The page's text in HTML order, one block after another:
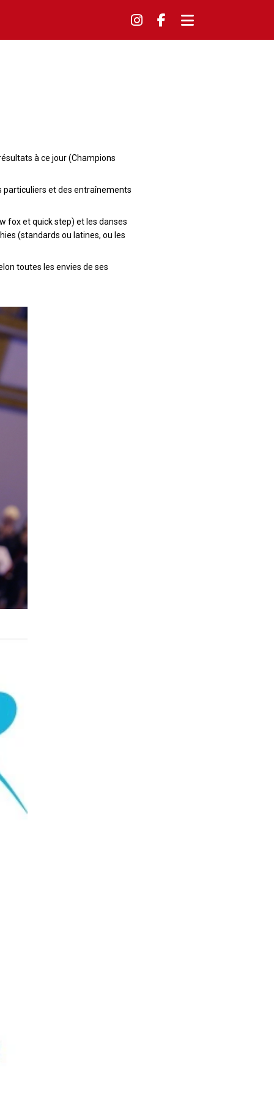
à ce jour (Champions
particuliers et des entraînements
fox et quick step) et les danses
(standards ou latines, ou les
toutes les envies de ses